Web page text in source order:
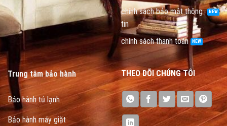
chính sách bảo mật thông
tin
chính sách thanh toán
Trung tâm bảo hành
Bảo hành tủ lạnh
Bảo hành máy giặt
THEO DÕI CHÚNG TÔI